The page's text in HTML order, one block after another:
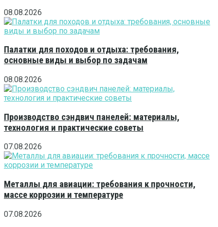
08.08.2026
Палатки для походов и отдыха: требования,
основные виды и выбор по задачам
08.08.2026
Производство сэндвич панелей: материалы,
технология и практические советы
07.08.2026
Металлы для авиации: требования к прочности,
массе коррозии и температуре
07.08.2026